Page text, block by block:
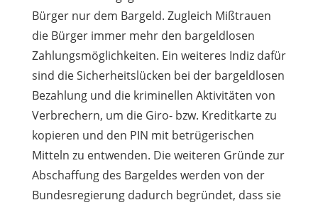
Bürger nur dem Bargeld. Zugleich Mißtrauen
die Bürger immer mehr den bargeldlosen
Zahlungsmöglichkeiten. Ein weiteres Indiz dafür
sind die Sicherheitslücken bei der bargeldlosen
Bezahlung und die kriminellen Aktivitäten von
Verbrechern, um die Giro- bzw. Kreditkarte zu
kopieren und den PIN mit betrügerischen
Mitteln zu entwenden. Die weiteren Gründe zur
Abschaffung des Bargeldes werden von der
Bundesregierung dadurch begründet, dass sie